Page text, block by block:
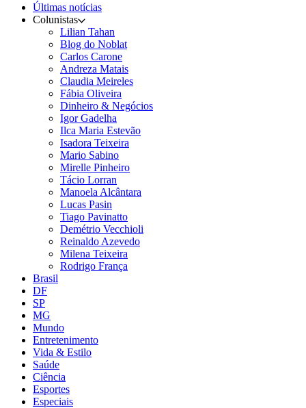
Últimas notícias
Colunistas
Lilian Tahan
Blog do Noblat
Carlos Carone
Andreza Matais
Claudia Meireles
Fábia Oliveira
Dinheiro & Negócios
Igor Gadelha
Ilca Maria Estevão
Isadora Teixeira
Mario Sabino
Mirelle Pinheiro
Tácio Lorran
Manoela Alcântara
Lucas Pasin
Tiago Pavinatto
Demétrio Vecchioli
Reinaldo Azevedo
Milena Teixeira
Rodrigo França
Brasil
DF
SP
MG
Mundo
Entretenimento
Vida & Estilo
Saúde
Ciência
Esportes
Especiais